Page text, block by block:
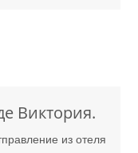
Виктория.
из отеля